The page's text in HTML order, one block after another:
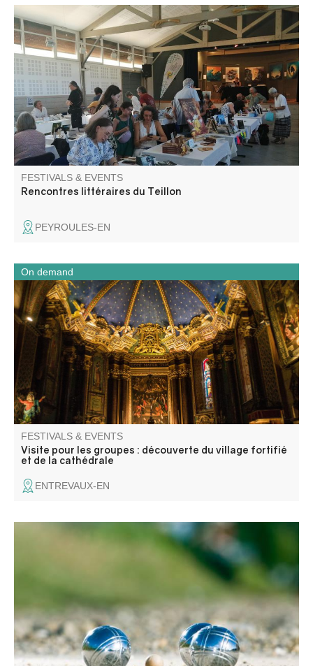
Book fair with numerous authors. Meetings, interviews,
reading area, exhibition. Catering on site.
FESTIVALS & EVENTS
Rencontres littéraires du Teillon
PEYROULES-EN
Une immersion dans le village fortifié et une découverte
de la cathédrale.
FESTIVALS & EVENTS
Visite pour les groupes : découverte du village fortifié
et de la cathédrale
On demand
ENTREVAUX-EN
Concours de boules en triplette 500€ + les mises en